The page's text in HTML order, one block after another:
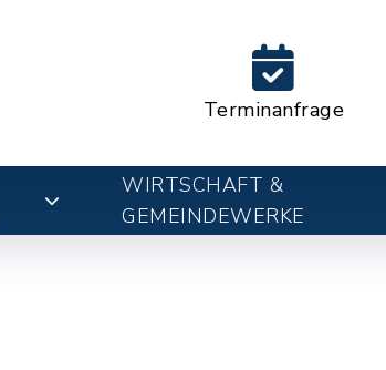
Terminanfrage
WIRTSCHAFT &
GEMEINDEWERKE